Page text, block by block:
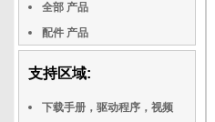
全部 产品
配件 产品
支持区域:
下载手册，驱动程序，视频